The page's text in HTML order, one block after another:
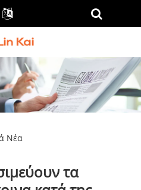
Νέα
τα